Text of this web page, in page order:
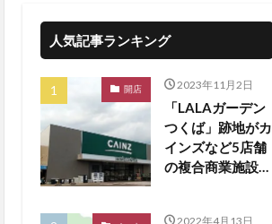
人気記事ランキング
開店 2023年11月2日
「LALAガーデン
つくば」跡地がカ
インズなど5店舗
の複合商業施設に
2022年4月13日